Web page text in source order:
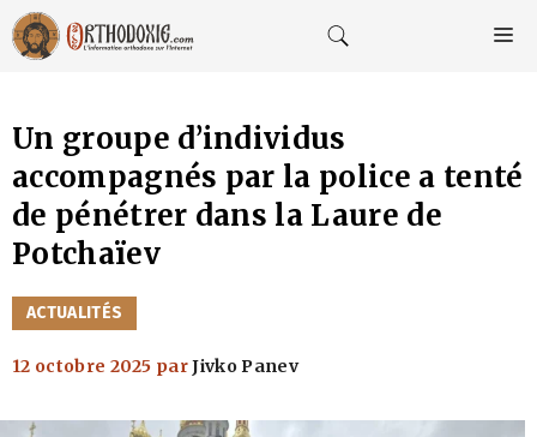
Aller
au
contenu
Un groupe d’individus
accompagnés par la police a tenté
de pénétrer dans la Laure de
Potchaïev
CATÉGORIES
ACTUALITÉS
12 octobre 2025 parJivko Panev